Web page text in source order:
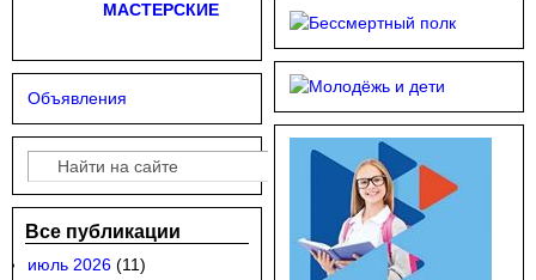
МАСТЕРСКИЕ
Объявления
Форма поиска
Поиск
Все публикации
июль 2026 (11)